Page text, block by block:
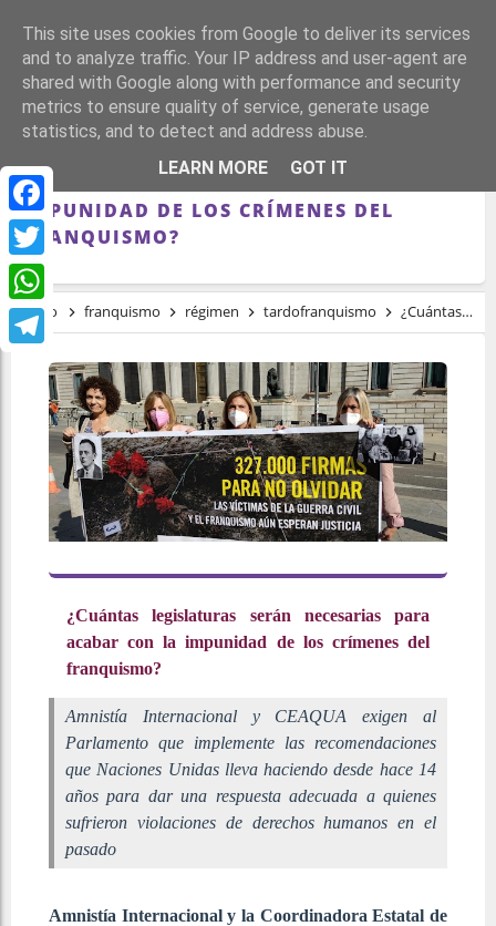
Facebook
Twitter
WhatsApp
Telegram
¿CUÁNTAS LEGISLATURAS SERÁN
NECESARIAS PARA ACABAR CON LA
IMPUNIDAD DE LOS CRÍMENES DEL
FRANQUISMO?
Inicio franquismo régimen tardofranquismo ¿Cuántas legislaturas serán necesarias para acabar con la impunidad de los crímenes del franquismo?
¿Cuántas legislaturas serán necesarias para
acabar con la impunidad de los crímenes del
franquismo?
Amnistía Internacional y CEAQUA exigen al
Parlamento que implemente las recomendaciones
que Naciones Unidas lleva haciendo desde hace 14
años para dar una respuesta adecuada a quienes
sufrieron violaciones de derechos humanos en el
pasado
Amnistía Internacional y la Coordinadora Estatal de
This site uses cookies from Google to deliver its services
and to analyze traffic. Your IP address and user-agent are
shared with Google along with performance and security
metrics to ensure quality of service, generate usage
statistics, and to detect and address abuse.
LEARN MORE
GOT IT